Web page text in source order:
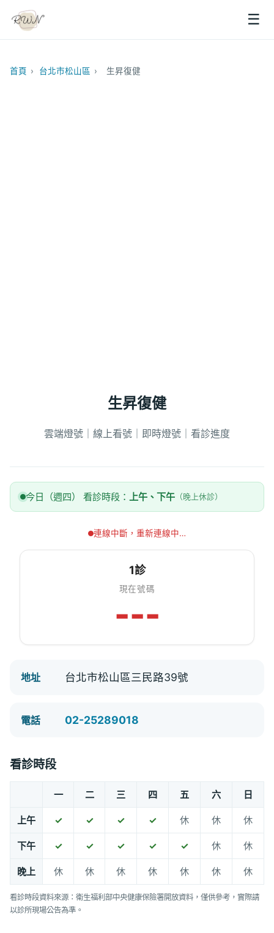
☰
首頁 › 台北市松山區 › 生昇復健
生昇復健
雲端燈號｜線上看號｜即時燈號｜看診進度
今日（週四） 看診時段： 上午、下午 （晚上休診）
連線中斷，重新連線中…
1診
現在號碼
---
地址 台北市松山區三民路39號
電話 02-25289018
看診時段
一 二 三 四 五 六 日
上午 ✓ ✓ ✓ ✓ 休 休 休
下午 ✓ ✓ ✓ ✓ ✓ 休 休
晚上 休 休 休 休 休 休 休
看診時段資料來源：衛生福利部中央健康保險署開放資料，僅供參考，實際請
以診所現場公告為準。